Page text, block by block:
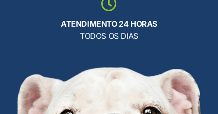
ATENDIMENTO 24 HORAS
TODOS OS DIAS